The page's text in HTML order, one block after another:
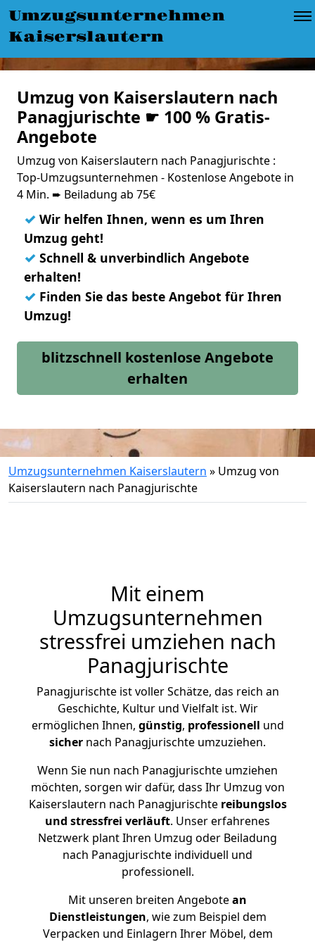
Umzugsunternehmen
Kaiserslautern
Umzug von Kaiserslautern nach
Panagjurischte ☛ 100 % Gratis-
Angebote
Umzug von Kaiserslautern nach Panagjurischte :
Top-Umzugsunternehmen - Kostenlose Angebote in
4 Min. ➨ Beiladung ab 75€
✓ Wir helfen Ihnen, wenn es um Ihren
Umzug geht!
✓ Schnell & unverbindlich Angebote
erhalten!
✓ Finden Sie das beste Angebot für Ihren
Umzug!
blitzschnell kostenlose Angebote
erhalten
Umzugsunternehmen Kaiserslautern » Umzug von
Kaiserslautern nach Panagjurischte
Mit einem
Umzugsunternehmen
stressfrei umziehen nach
Panagjurischte
Panagjurischte ist voller Schätze, das reich an
Geschichte, Kultur und Vielfalt ist. Wir
ermöglichen Ihnen, günstig, professionell und
sicher nach Panagjurischte umzuziehen.
Wenn Sie nun nach Panagjurischte umziehen
möchten, sorgen wir dafür, dass Ihr Umzug von
Kaiserslautern nach Panagjurischte reibungslos
und stressfrei verläuft. Unser erfahrenes
Netzwerk plant Ihren Umzug oder Beiladung
nach Panagjurischte individuell und
professionell.
Mit unseren breiten Angebotean
Dienstleistungen, wie zum Beispiel dem
Verpacken und Einlagern Ihrer Möbel, dem